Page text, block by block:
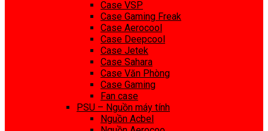
Case VSP
Case Gaming Freak
Case Aerocool
Case Deepcool
Case Jetek
Case Sahara
Case Văn Phòng
Case Gaming
Fan case
PSU – Nguồn máy tính
Nguồn Acbel